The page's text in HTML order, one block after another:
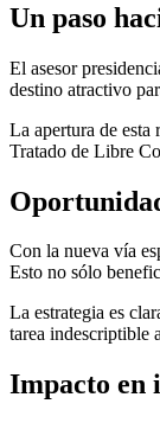
Un paso
El asesor
destino atractivo
La apertura de esta
Tratado de Libre
Con la nueva vía
Esto no sólo
La estrategia es
tarea indescriptible
Impacto en